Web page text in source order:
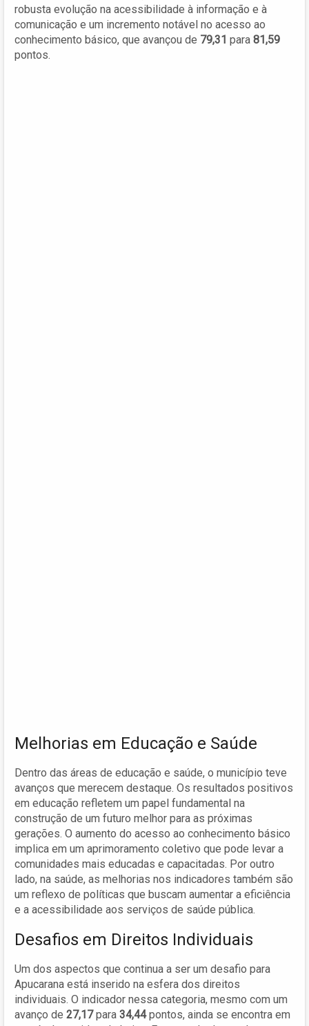
robusta evolução na acessibilidade à informação e à
comunicação e um incremento notável no acesso ao
conhecimento básico, que avançou de 79,31 para 81,59
pontos.
Melhorias em Educação e Saúde
Dentro das áreas de educação e saúde, o município teve
avanços que merecem destaque. Os resultados positivos
em educação refletem um papel fundamental na
construção de um futuro melhor para as próximas
gerações. O aumento do acesso ao conhecimento básico
implica em um aprimoramento coletivo que pode levar a
comunidades mais educadas e capacitadas. Por outro
lado, na saúde, as melhorias nos indicadores também são
um reflexo de políticas que buscam aumentar a eficiência
e a acessibilidade aos serviços de saúde pública.
Desafios em Direitos Individuais
Um dos aspectos que continua a ser um desafio para
Apucarana está inserido na esfera dos direitos
individuais. O indicador nessa categoria, mesmo com um
avanço de 27,17para 34,44pontos, ainda se encontra em